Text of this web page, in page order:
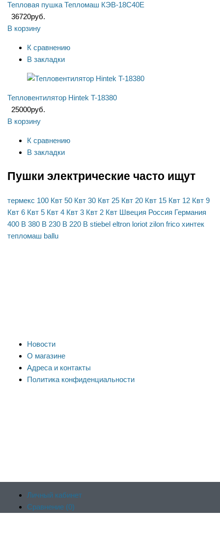
Тепловая пушка Тепломаш КЭВ-18С40Е
36720руб.
В корзину
К сравнению
В закладки
Тепловентилятор Hintek T-18380
25000руб.
В корзину
К сравнению
В закладки
Пушки электрические часто ищут
термекс 100 Квт 50 Квт 30 Квт 25 Квт 20 Квт 15 Квт 12 Квт 9
Квт 6 Квт 5 Квт 4 Квт 3 Квт 2 Квт Швеция Россия Германия
400 В 380 В 230 В 220 В stiebel eltron loriot zilon frico хинтек
тепломаш ballu
Новости
О магазине
Адреса и контакты
Политика конфиденциальности
Личный кабинет
Сравнение (0)